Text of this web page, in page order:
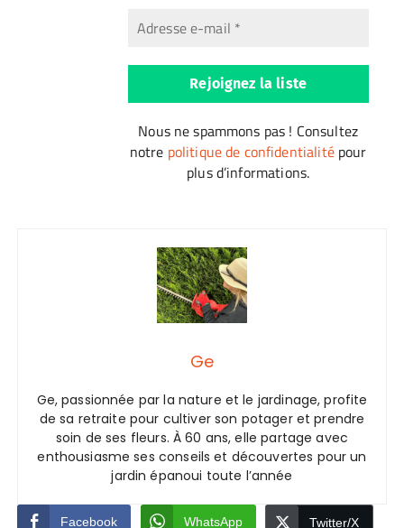
Nous ne spammons pas ! Consultez
notre politique de confidentialitépour
plus d’informations.
Ge
Ge, passionnée par la nature et le jardinage, profite
de sa retraite pour cultiver son potager et prendre
soin de ses fleurs. À 60 ans, elle partage avec
enthousiasme ses conseils et découvertes pour un
jardin épanoui toute l’année
Facebook WhatsApp Twitter/X